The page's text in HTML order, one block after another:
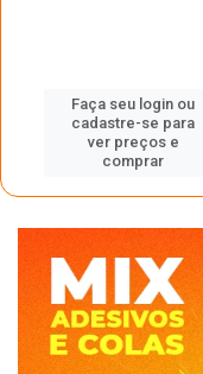
Faça seu login ou
cadastre-se para
ver preços e
comprar